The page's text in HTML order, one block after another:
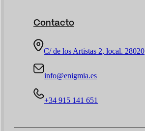
Contacto
C/ de los Artistas 2, local. 28020
info@enigmia.es
+34 915 141 651